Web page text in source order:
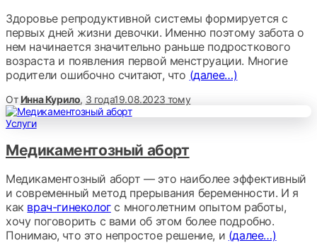
Здоровье репродуктивной системы формируется с
первых дней жизни девочки. Именно поэтому забота о
нем начинается значительно раньше подросткового
возраста и появления первой менструации. Многие
родители ошибочно считают, что (далее…)
ОтИнна Курило, 3 года19.08.2023 тому
Услуги
Медикаментозный аборт
Медикаментозный аборт — это наиболее эффективный
и современный метод прерывания беременности. И я
как врач-гинекологс многолетним опытом работы,
хочу поговорить с вами об этом более подробно.
Понимаю, что это непростое решение, и (далее…)